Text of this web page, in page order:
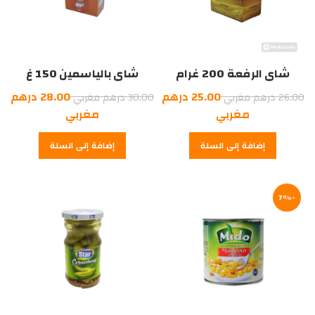
شاي الرفعة 200 غرام
26.00درهم مغربيالسعر
الأصلي
هو:
26.00
25.00 درهم
مغربي
الحالي
هو:
إضافة إلى السلة
شاي بالياسمين 150 غ
30.00درهم مغربيالسعر
الأصلي
هو:
30.00
28.00 درهم
مغربي
الحالي
هو:
إضافة إلى السلة
-7%